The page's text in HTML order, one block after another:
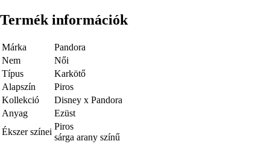
Termék információk
Márka
Pandora
Nem
Női
Típus
Karkötő
Alapszín
Piros
Kollekció
Disney x Pandora
Anyag
Ezüst
Ékszer színei
Piros
sárga arany színű